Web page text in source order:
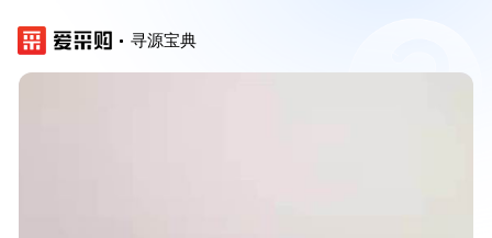
寻源宝典